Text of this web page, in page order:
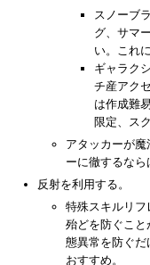
スノーブ
グ、サマ
い。これ
ギャラク
チ産アク
は作成難
限定、ス
アタッカーが
ーに徹するなら
反射を利用する。
特殊スキルリ
殆どを防ぐこ
態異常を防ぐ
おすすめ。